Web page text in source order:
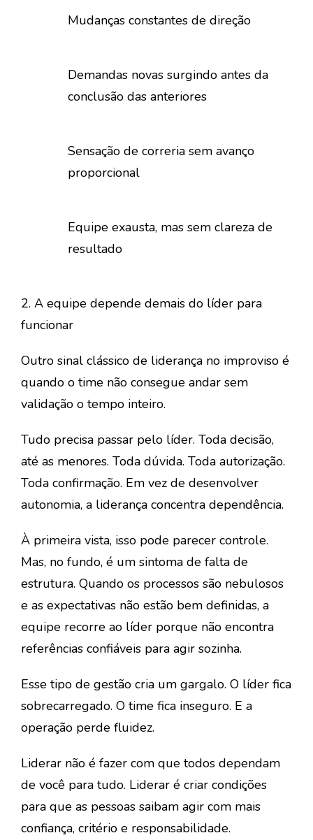
Mudanças constantes de direção
Demandas novas surgindo antes da
conclusão das anteriores
Sensação de correria sem avanço
proporcional
Equipe exausta, mas sem clareza de
resultado
2. A equipe depende demais do líder para
funcionar
Outro sinal clássico de liderança no improviso é
quando o time não consegue andar sem
validação o tempo inteiro.
Tudo precisa passar pelo líder. Toda decisão,
até as menores. Toda dúvida. Toda autorização.
Toda confirmação. Em vez de desenvolver
autonomia, a liderança concentra dependência.
À primeira vista, isso pode parecer controle.
Mas, no fundo, é um sintoma de falta de
estrutura. Quando os processos são nebulosos
e as expectativas não estão bem definidas, a
equipe recorre ao líder porque não encontra
referências confiáveis para agir sozinha.
Esse tipo de gestão cria um gargalo. O líder fica
sobrecarregado. O time fica inseguro. E a
operação perde fluidez.
Liderar não é fazer com que todos dependam
de você para tudo. Liderar é criar condições
para que as pessoas saibam agir com mais
confiança, critério e responsabilidade.